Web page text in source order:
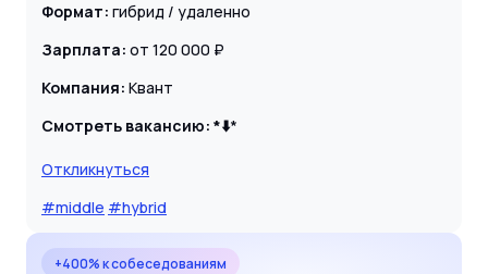
Формат: гибрид / удаленно
Зарплата: от 120 000 ₽
Компания: Квант
Смотреть вакансию: *⬇️*
Откликнуться
#middle #hybrid
+400% к собеседованиям